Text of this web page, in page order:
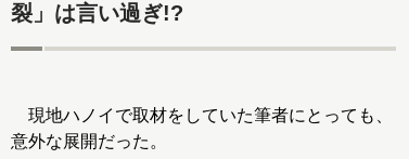
裂」は言い過ぎ!?
現地ハノイで取材をしていた筆者にとっても、
意外な展開だった。